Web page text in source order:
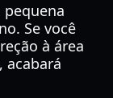
pequena
Se você
à área
acabará